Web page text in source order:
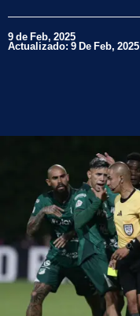
9 de Feb, 2025
Actualizado: 9 De Feb, 2025